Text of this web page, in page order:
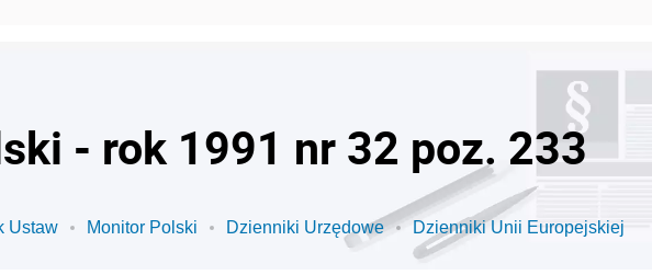
- rok 1991 nr 32 poz. 233
Ustaw Monitor Polski Dzienniki Urzędowe Dzienniki Unii Europejskiej